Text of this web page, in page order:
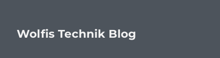
Wolfis Technik Blog